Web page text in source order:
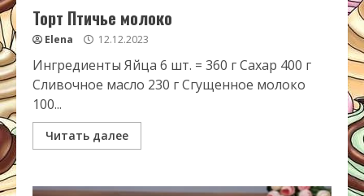
Торт Птичье молоко
Elena 12.12.2023
Ингредиенты Яйца 6 шт. = 360 г Сахар 400 г
Сливочное масло 230 г Сгущенное молоко
100...
Читать далее